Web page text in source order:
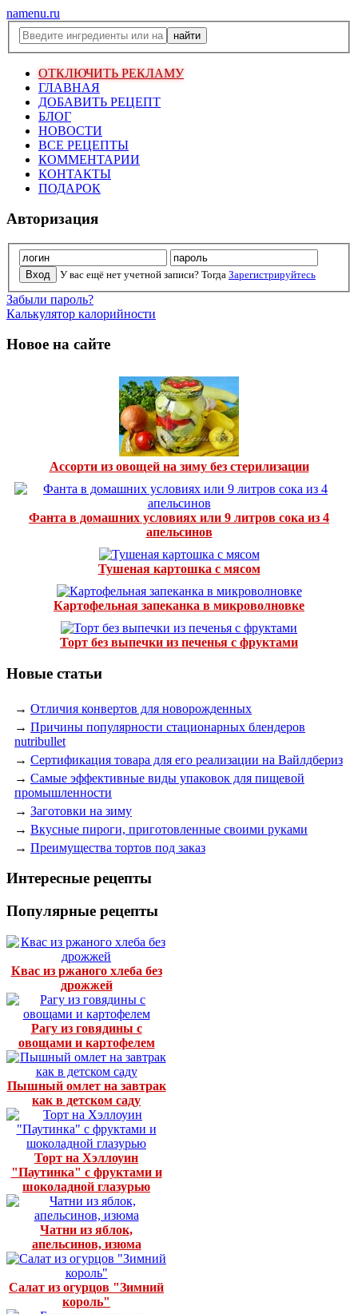
namenu.ru
ОТКЛЮЧИТЬ РЕКЛАМУ
ГЛАВНАЯ
ДОБАВИТЬ РЕЦЕПТ
БЛОГ
НОВОСТИ
ВСЕ РЕЦЕПТЫ
КОММЕНТАРИИ
КОНТАКТЫ
ПОДАРОК
Авторизация
У вас ещё нет учетной записи? Тогда Зарегистрируйтесь
Забыли пароль?
Калькулятор калорийности
Новое на сайте
Ассорти из овощей на зиму без стерилизации
Фанта в домашних условиях или 9 литров сока из 4
апельсинов
Тушеная картошка с мясом
Картофельная запеканка в микроволновке
Торт без выпечки из печенья с фруктами
Новые статьи
→ Отличия конвертов для новорожденных
→ Причины популярности стационарных блендеров
nutribullet
→ Сертификация товара для его реализации на Вайлдбериз
→ Самые эффективные виды упаковок для пищевой
промышленности
→ Заготовки на зиму
→ Вкусные пироги, приготовленные своими руками
→ Преимущества тортов под заказ
Интересные рецепты
Популярные рецепты
Квас из ржаного хлеба без
дрожжей
Рагу из говядины с
овощами и картофелем
Пышный омлет на завтрак
как в детском саду
Торт на Хэллоуин
"Паутинка" с фруктами и
шоколадной глазурью
Чатни из яблок,
апельсинов, изюма
Салат из огурцов "Зимний
король"